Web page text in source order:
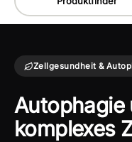
Zellgesundheit &
Autophagie
komplexes